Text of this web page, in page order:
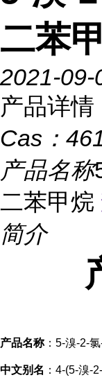
二苯
2021-09-
产品详情
Cas：
产品名称
二苯甲烷
简介
产品名称：5-溴-2-
中文别名 ：4-(5-溴-